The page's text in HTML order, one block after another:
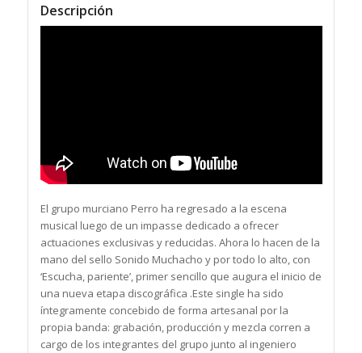
Descripción
El grupo murciano Perro ha regresado a la escena
musical luego de un impasse dedicado a ofrecer
actuaciones exclusivas y reducidas. Ahora lo hacen de la
mano del sello Sonido Muchacho y por todo lo alto, con
‘Escucha, pariente’, primer sencillo que augura el inicio de
una nueva etapa discográfica .Este single ha sido
íntegramente concebido de forma artesanal por la
propia banda: grabación, producción y mezcla corren a
cargo de los integrantes del grupo junto al ingeniero